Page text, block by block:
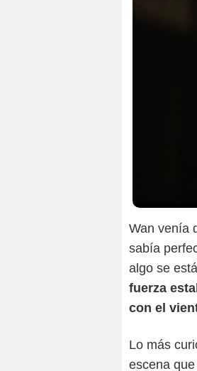
Wan venía
sabía
algo se
fuerza
con el
Lo más
escena